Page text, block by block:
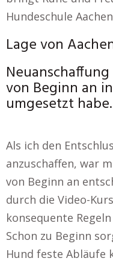
Hundeschule
Lage von
von Beginn an
umgesetzt habe.
Als ich den
anzuschaffen, war
von Beginn an
durch die Video-
konsequente
Schon zu Beginn
Hund feste Abläufe